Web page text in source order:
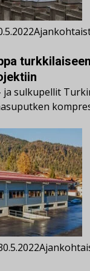
turkkilaiseen
sulkupellit